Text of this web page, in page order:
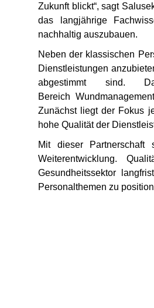
Zukunft blickt“, sagt
das langjährige
nachhaltig auszubauen.
Neben der klassischen
Dienstleistungen
abgestimmt sind.
Bereich
Zunächst liegt der Fokus
hohe Qualität der
Mit dieser Partnerschaft
Weiterentwicklung.
Gesundheitssektor
Personalthemen zu